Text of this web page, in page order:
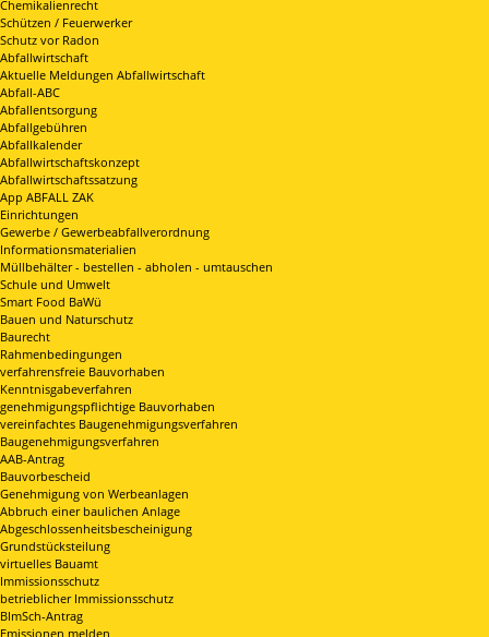
Chemikalienrecht
Schützen / Feuerwerker
Schutz vor Radon
Abfallwirtschaft
Aktuelle Meldungen Abfallwirtschaft
Abfall-ABC
Abfallentsorgung
Abfallgebühren
Abfallkalender
Abfallwirtschaftskonzept
Abfallwirtschaftssatzung
App ABFALL ZAK
Einrichtungen
Gewerbe / Gewerbeabfallverordnung
Informationsmaterialien
Müllbehälter - bestellen - abholen - umtauschen
Schule und Umwelt
Smart Food BaWü
Bauen und Naturschutz
Baurecht
Rahmenbedingungen
verfahrensfreie Bauvorhaben
Kenntnisgabeverfahren
genehmigungspflichtige Bauvorhaben
vereinfachtes Baugenehmigungsverfahren
Baugenehmigungsverfahren
AAB-Antrag
Bauvorbescheid
Genehmigung von Werbeanlagen
Abbruch einer baulichen Anlage
Abgeschlossenheitsbescheinigung
Grundstücksteilung
virtuelles Bauamt
Immissionsschutz
betrieblicher Immissionsschutz
BImSch-Antrag
Emissionen melden